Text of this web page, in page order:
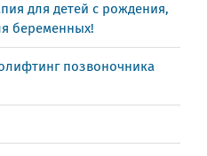
для детей с рождения,
беременных!
позвоночника